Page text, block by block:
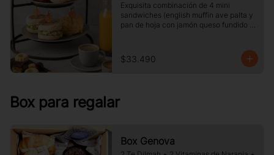
Exquisita combinación de 4 mini
sandwiches (english muffin ave palta y
pan de hoja con jamón queso fundido
jugos pequeños.
$33.490
Box para regalar
Box Genova